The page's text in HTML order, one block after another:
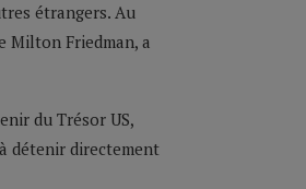
étrangers. Au
Milton Friedman, a
du Trésor US,
détenir directement